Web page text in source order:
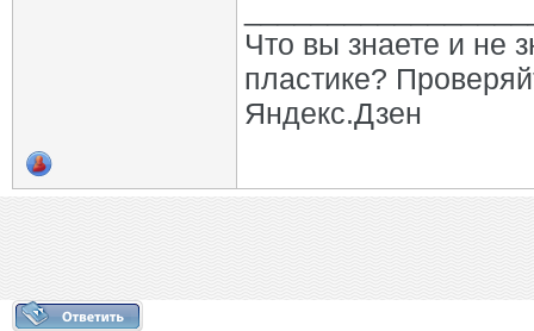
Что вы знаете и не
пластике?
Яндекс.Дзен